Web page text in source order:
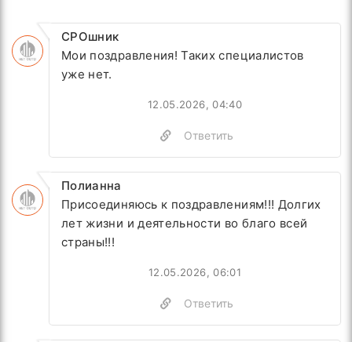
СРОшник
Мои поздравления! Таких специалистов
уже нет.
12.05.2026, 04:40
Ответить
Полианна
Присоединяюсь к поздравлениям!!! Долгих
лет жизни и деятельности во благо всей
страны!!!
12.05.2026, 06:01
Ответить